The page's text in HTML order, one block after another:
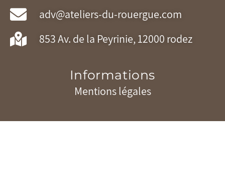
adv@ateliers-du-rouergue.com
853 Av. de la Peyrinie, 12000 rodez
Informations
Mentions légales